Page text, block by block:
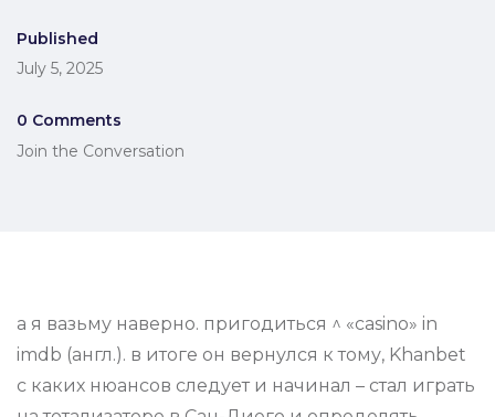
Published
July 5, 2025
0 Comments
Join the Conversation
а я вазьму наверно. пригодиться ^ «casino» in
imdb (англ.). в итоге он вернулся к тому, Khanbet
с каких нюансов следует и начинал – стал играть